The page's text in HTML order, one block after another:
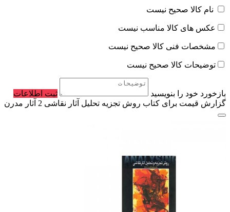
نام کالا صحیح نیست
عکس های کالا مناسب نیست
مشخصات فنی کالا صحیح نیست
توضیحات کالا صحیح نیست
بازخورد خود را بنویسید
ثبت اطلاعات
گزارش قیمت برای کتاب روش تجزیه تحلیل آثار نقاشی 2 آثار مدرن